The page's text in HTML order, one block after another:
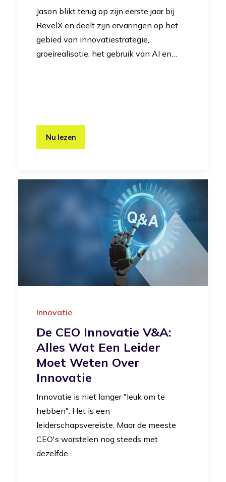
Jason blikt terug op zijn eerste jaar bij
RevelX en deelt zijn ervaringen op het
gebied van innovatiestrategie,
groeirealisatie, het gebruik van AI en…
Nu lezen
Innovatie
De CEO Innovatie V&A:
Alles Wat Een Leider
Moet Weten Over
Innovatie
Innovatie is niet langer "leuk om te
hebben". Het is een
leiderschapsvereiste. Maar de meeste
CEO's worstelen nog steeds met
dezelfde...